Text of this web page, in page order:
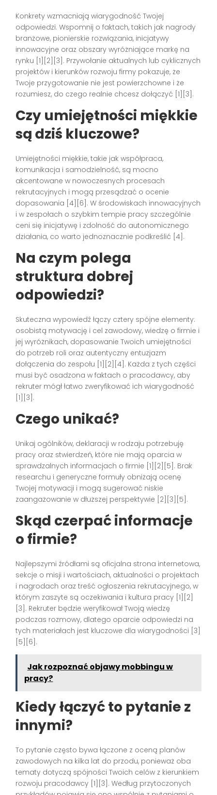
Konkrety wzmacniają wiarygodność Twojej
odpowiedzi. Wspomnij o faktach, takich jak nagrody
branżowe, pionierskie rozwiązania, inicjatywy
innowacyjne oraz obszary wyróżniające markę na
rynku [1][2][3]. Przywołanie aktualnych lub cyklicznych
projektów i kierunków rozwoju firmy pokazuje, że
Twoje przygotowanie nie jest powierzchowne i że
rozumiesz, do czego realnie chcesz dołączyć [1][3].
Czy umiejętności miękkie
są dziś kluczowe?
Umiejętności miękkie, takie jak współpraca,
komunikacja i samodzielność, są mocno
akcentowane w nowoczesnych procesach
rekrutacyjnych i mogą przesądzać o ocenie
dopasowania [4][6]. W środowiskach innowacyjnych
i w zespołach o szybkim tempie pracy szczególnie
ceni się inicjatywę i zdolność do autonomicznego
działania, co warto jednoznacznie podkreślić [4].
Na czym polega
struktura dobrej
odpowiedzi?
Skuteczna wypowiedź łączy cztery spójne elementy:
osobistą motywację i cel zawodowy, wiedzę o firmie i
jej wyróżnikach, dopasowanie Twoich umiejętności
do potrzeb roli oraz autentyczny entuzjazm
dołączenia do zespołu [1][2][4]. Każda z tych części
musi być osadzona w faktach o pracodawcy, aby
rekruter mógł łatwo zweryfikować ich wiarygodność
[1][3].
Czego unikać?
Unikaj ogólników, deklaracji w rodzaju potrzebuję
pracy oraz stwierdzeń, które nie mają oparcia w
sprawdzalnych informacjach o firmie [1][2][5]. Brak
researchu i generyczne formuły obniżają ocenę
Twojej motywacji i mogą sugerować niskie
zaangażowanie w dłuższej perspektywie [2][3][5].
Skąd czerpać informacje
o firmie?
Najlepszymi źródłami są oficjalna strona internetowa,
sekcje o misji i wartościach, aktualności o projektach
i nagrodach oraz treść ogłoszenia rekrutacyjnego, w
którym zaszyte są oczekiwania i kultura pracy [1][2]
[3]. Rekruter będzie weryfikował Twoją wiedzę
podczas rozmowy, dlatego oparcie odpowiedzi na
tych materiałach jest kluczowe dla wiarygodności [3]
[5][6].
Jak rozpoznać objawy mobbingu w
pracy?
Kiedy łączyć to pytanie z
innymi?
To pytanie często bywa łączone z oceną planów
zawodowych na kilka lat do przodu, ponieważ oba
tematy dotyczą spójności Twoich celów z kierunkiem
rozwoju pracodawcy [1][3]. Według przytoczonych